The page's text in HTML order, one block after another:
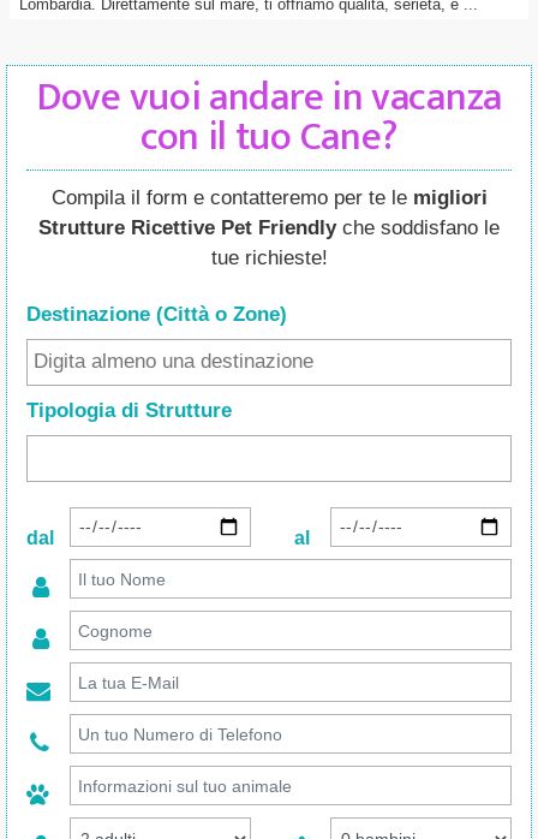
Lombardia. Direttamente sul mare, ti offriamo qualità, serietà, e ...
Dove vuoi andare in vacanza
con il tuo Cane?
Compila il form e contatteremo per te le migliori
Strutture Ricettive Pet Friendlyche soddisfano le
tue richieste!
Destinazione (Città o Zone)
Tipologia di Strutture
dal al